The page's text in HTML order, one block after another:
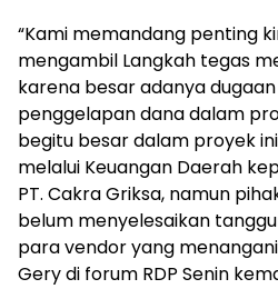
“Kami memandang penting
mengambil Langkah tegas
karena besar adanya
penggelapan dana dalam
begitu besar dalam proyek
melalui Keuangan Daerah
PT. Cakra Griksa, namun
belum menyelesaikan
para vendor yang
Gery di forum RDP Senin